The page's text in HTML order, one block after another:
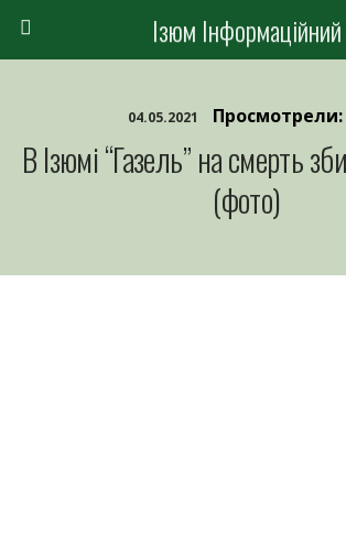
Ізюм Інформаційний
04.05.2021 Просмотрели:
В Ізюмі “Газель” на смерть
(фото)